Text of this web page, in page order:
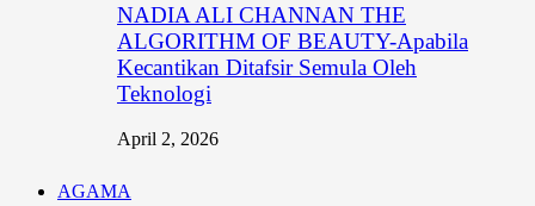
NADIA ALI CHANNAN THE
ALGORITHM OF BEAUTY-Apabila
Kecantikan Ditafsir Semula Oleh
Teknologi
April 2, 2026
AGAMA